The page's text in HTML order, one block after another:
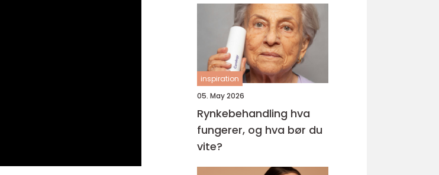
inspiration
05. May 2026
Rynkebehandling hva
fungerer, og hva bør du
vite?